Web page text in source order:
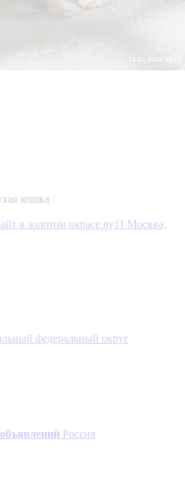
кошка
в золотом окрасе ny11 Москва,
федеральный округ
объявлений Россия